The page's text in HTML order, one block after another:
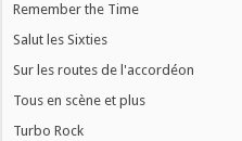
Remember the Time
Salut les Sixties
Sur les routes de l'accordéon
Tous en scène et plus
Turbo Rock